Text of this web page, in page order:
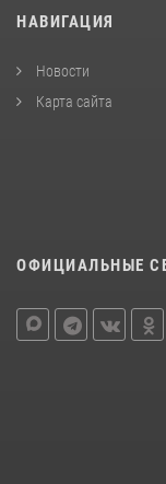
НАВИГАЦИЯ
Новости
Карта сайта
ОФИЦИАЛЬНЫЕ